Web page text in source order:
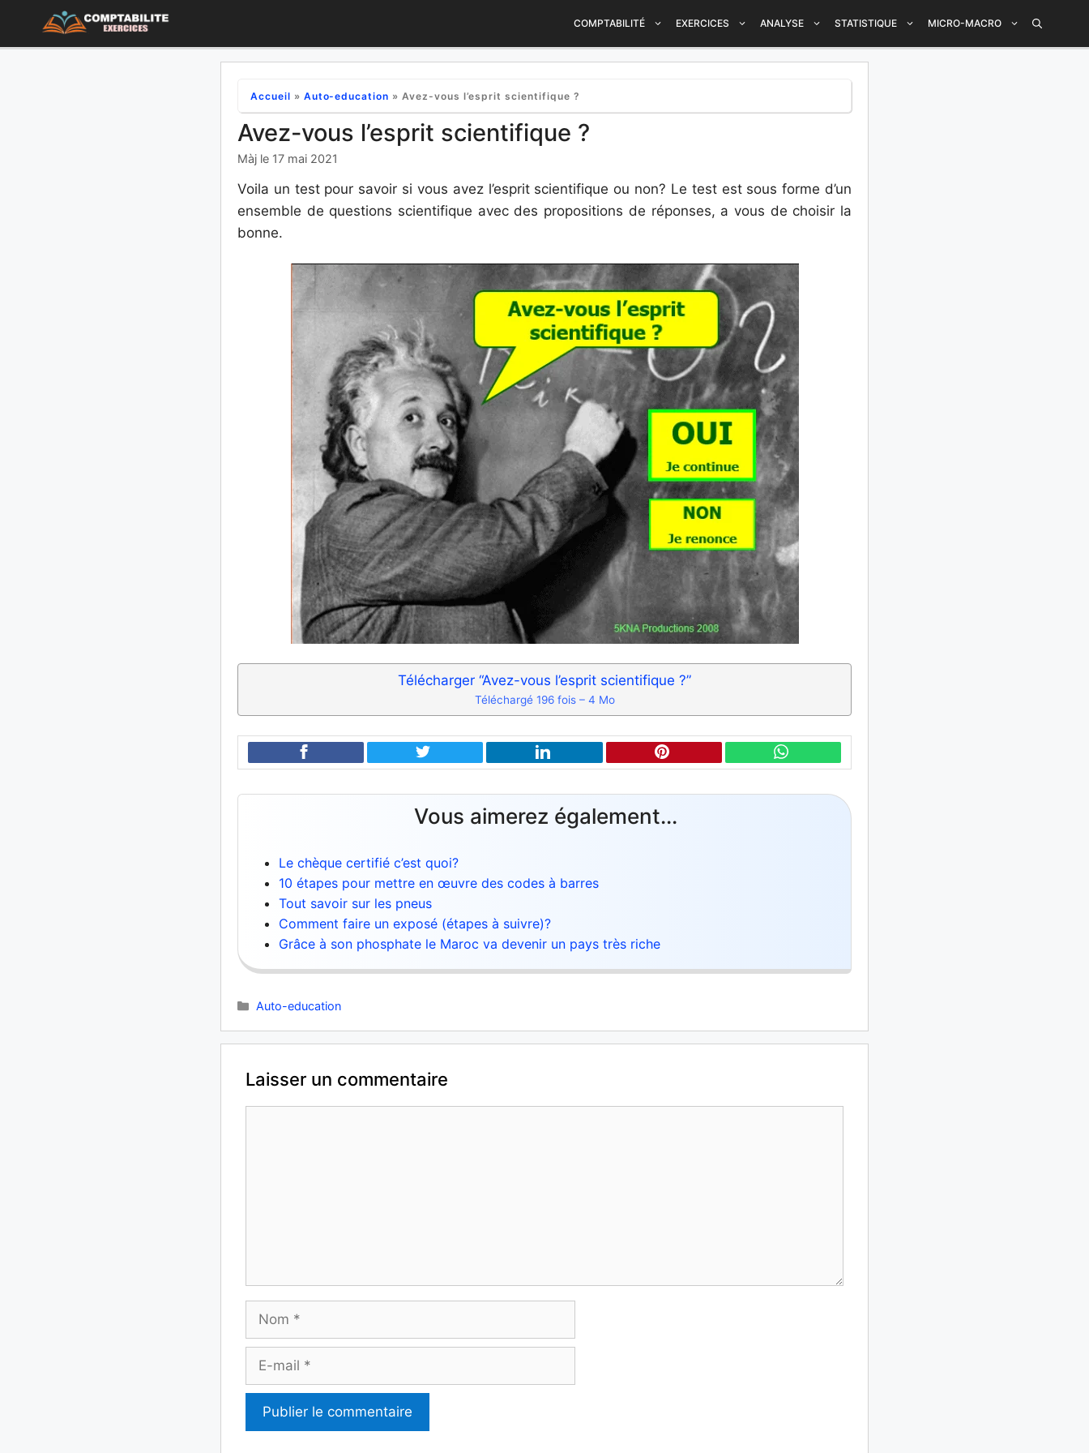
contenu
COMPTABILITÉ EXERCICES ANALYSE STATISTIQUE MICRO-MACRO
Accueil » Auto-education » Avez-vous l’esprit scientifique ?
Avez-vous l’esprit scientifique ?
Màj le 17 mai 2021
Voila un test pour savoir si vous avez l’esprit scientifique ou non? Le test est sous forme d’un
ensemble de questions scientifique avec des propositions de réponses, a vous de choisir la
bonne.
Télécharger “Avez-vous l’esprit scientifique ?”
Téléchargé 196 fois – 4 Mo
Vous aimerez également...
Le chèque certifié c’est quoi?
10 étapes pour mettre en œuvre des codes à barres
Tout savoir sur les pneus
Comment faire un exposé (étapes à suivre)?
Grâce à son phosphate le Maroc va devenir un pays très riche
Catégories
Auto-education
Laisser un commentaire
Nom